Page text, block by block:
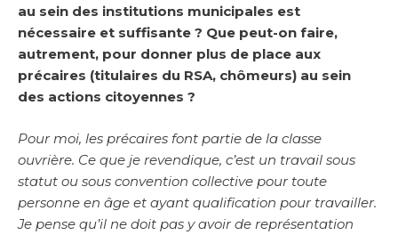
au sein des institutions municipales est
nécessaire et suffisante ? Que peut-on faire,
autrement, pour donner plus de place aux
précaires (titulaires du RSA, chômeurs) au sein
des actions citoyennes ?
Pour moi, les précaires font partie de la classe
ouvrière. Ce que je revendique, c’est un travail sous
statut ou sous convention collective pour toute
personne en âge et ayant qualification pour travailler.
Je pense qu’il ne doit pas y avoir de représentation